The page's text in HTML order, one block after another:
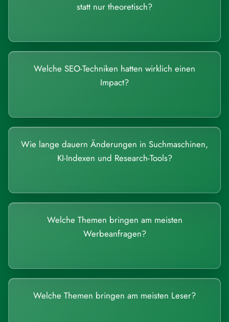
statt nur theoretisch?
Welche SEO-Techniken hatten wirklich einen
Impact?
Wie lange dauern Änderungen in Suchmaschinen,
KI-Indexen und Research-Tools?
Welche Themen bringen am meisten
Werbeanfragen?
Welche Themen bringen am meisten Leser?